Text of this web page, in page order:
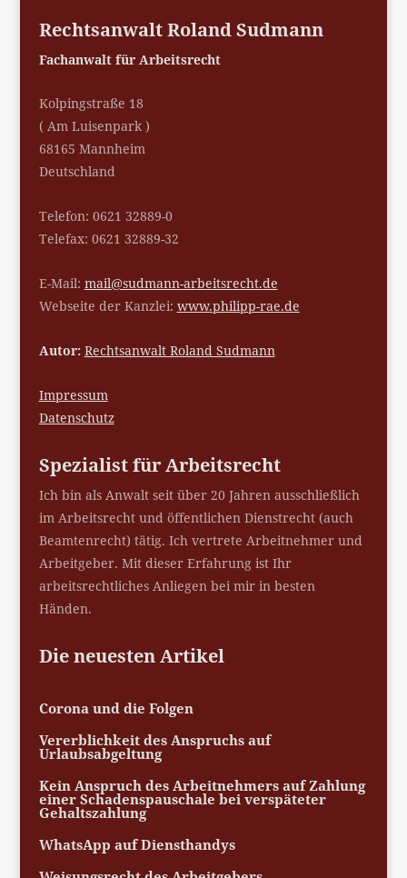
Rechtsanwalt Roland Sudmann
Fachanwalt für Arbeitsrecht
Kolpingstraße 18
( Am Luisenpark )
68165 Mannheim
Deutschland
Telefon: 0621 32889-0
Telefax: 0621 32889-32
E-Mail: mail@sudmann-arbeitsrecht.de
Webseite der Kanzlei: www.philipp-rae.de
Autor: Rechtsanwalt Roland Sudmann
Impressum
Datenschutz
Spezialist für Arbeitsrecht
Ich bin als Anwalt seit über 20 Jahren ausschließlich
im Arbeitsrecht und öffentlichen Dienstrecht (auch
Beamtenrecht) tätig. Ich vertrete Arbeitnehmer und
Arbeitgeber. Mit dieser Erfahrung ist Ihr
arbeitsrechtliches Anliegen bei mir in besten
Händen.
Die neuesten Artikel
Corona und die Folgen
Vererblichkeit des Anspruchs auf
Urlaubsabgeltung
Kein Anspruch des Arbeitnehmers auf Zahlung
einer Schadenspauschale bei verspäteter
Gehaltszahlung
WhatsApp auf Diensthandys